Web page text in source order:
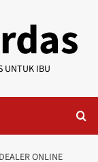
UNTUK IBU
ONLINE